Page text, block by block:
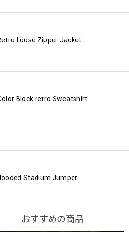
Loose Zipper Jacket
Block retro Sweatshirt
Stadium Jumper
おすすめの商品